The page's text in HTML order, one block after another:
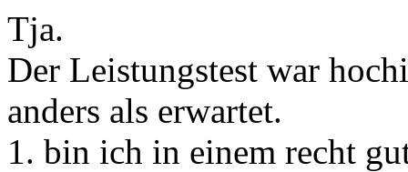
Tja.
Der Leistungstest war
anders als erwartet.
1. bin ich in einem recht